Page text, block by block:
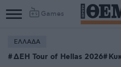
Games
ΕΛΛΑΔΑ
ΔΕΗ Tour of Hellas 2026